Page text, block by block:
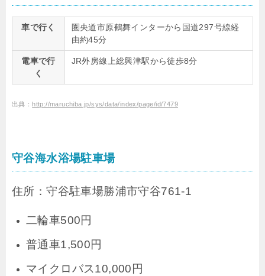
車で行く
圏央道市原鶴舞インターから国道297号線経
由約45分
電車で行
く
JR外房線上総興津駅から徒歩8分
出典： http://maruchiba.jp/sys/data/index/page/id/7479
守谷海水浴場駐車場
住所：守谷駐車場勝浦市守谷761-1
二輪車500円
普通車1,500円
マイクロバス10,000円